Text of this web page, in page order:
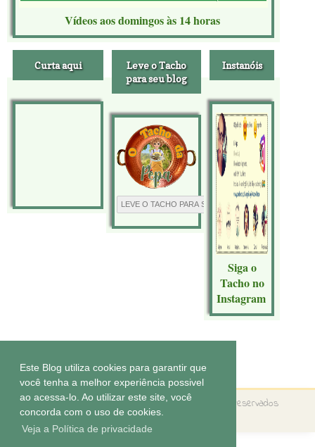
Este Blog utiliza cookies para garantir que
você tenha a melhor experiência possivel
ao acessa-lo. Ao utilizar este site, você
concorda com o uso de cookies.
Veja a Política de privacidade
Vídeos aos domingos às 14 horas
Curta aqui
Leve o Tacho
para seu blog
Instanóis
Siga o
Tacho no
Instagram
Copyright ©O tacho da PepaTodos os direitos reservados
Tema byElaine Gaspareto